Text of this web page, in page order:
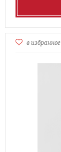
в избранное